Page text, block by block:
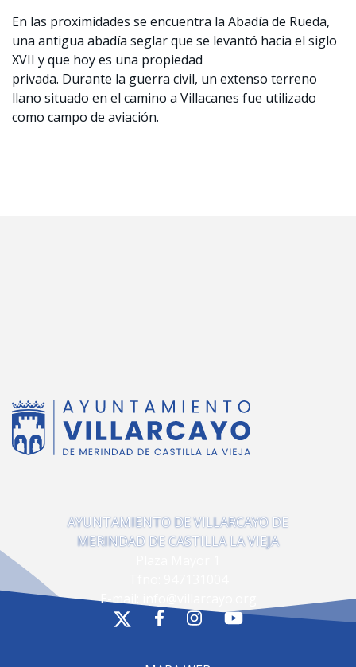
En las proximidades se encuentra la Abadía de Rueda,
una antigua abadía seglar que se levantó hacia el siglo
XVII y que hoy es una propiedad
privada. Durante la guerra civil, un extenso terreno
llano situado en el camino a Villacanes fue utilizado
como campo de aviación.
AYUNTAMIENTO DE VILLARCAYO DE
MERINDAD DE CASTILLA LA VIEJA
E-mail: